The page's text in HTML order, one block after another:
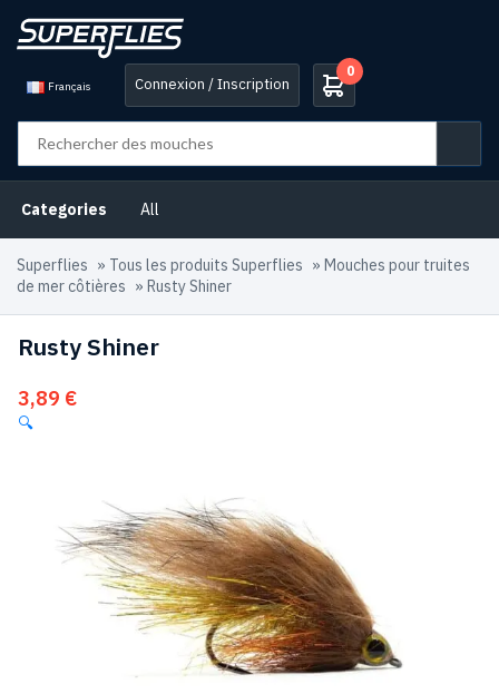
Français Connexion / Inscription
0
Categories All
Superflies » Tous les produits Superflies » Mouches pour truites
de mer côtières » Rusty Shiner
Rusty Shiner
3,89 €
🔍